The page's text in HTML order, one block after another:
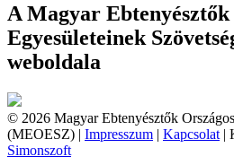
A Magyar Ebtenyésztők
Egyesületeinek
weboldala
© 2026 Magyar Ebtenyésztők
(MEOESZ) | Impresszum | Kapcsolat |
Simonszoft